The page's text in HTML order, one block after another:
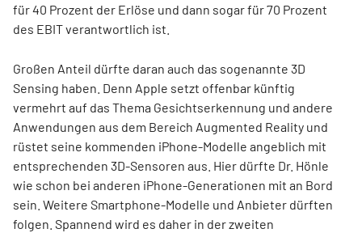
für 40 Prozent der Erlöse und dann sogar für 70 Prozent
des EBIT verantwortlich ist.
Großen Anteil dürfte daran auch das sogenannte 3D
Sensing haben. Denn Apple setzt offenbar künftig
vermehrt auf das Thema Gesichtserkennung und andere
Anwendungen aus dem Bereich Augmented Reality und
rüstet seine kommenden iPhone-Modelle angeblich mit
entsprechenden 3D-Sensoren aus. Hier dürfte Dr. Hönle
wie schon bei anderen iPhone-Generationen mit an Bord
sein. Weitere Smartphone-Modelle und Anbieter dürften
folgen. Spannend wird es daher in der zweiten